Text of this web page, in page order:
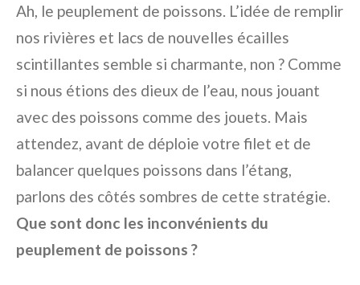
Ah, le peuplement de poissons. L’idée de remplir
nos rivières et lacs de nouvelles écailles
scintillantes semble si charmante, non ? Comme
si nous étions des dieux de l’eau, nous jouant
avec des poissons comme des jouets. Mais
attendez, avant de déploie votre filet et de
balancer quelques poissons dans l’étang,
parlons des côtés sombres de cette stratégie.
Que sont donc les inconvénients du
peuplement de poissons ?